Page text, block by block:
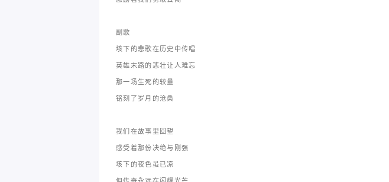
副歌
垓下的悲歌在历史中传唱
英雄末路的悲壮让人难忘
那一场生死的较量
铭刻了岁月的沧桑
我们在故事里回望
感受着那份决绝与刚强
垓下的夜色虽已凉
但传奇永远在闪耀光芒